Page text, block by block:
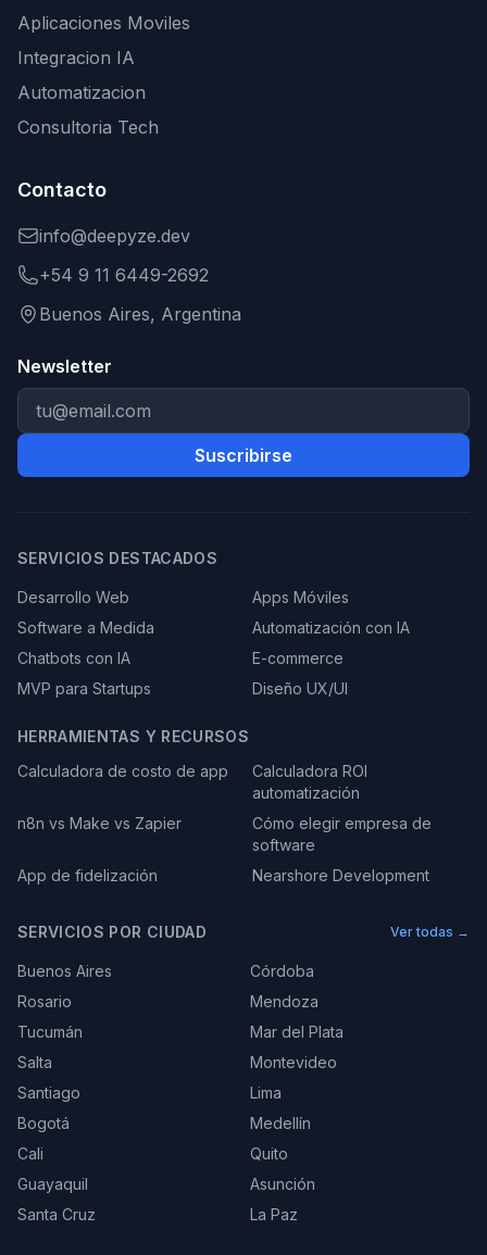
Aplicaciones Moviles
Integracion IA
Automatizacion
Consultoria Tech
Contacto
info@deepyze.dev
+54 9 11 6449-2692
Buenos Aires, Argentina
Newsletter
Suscribirse
SERVICIOS DESTACADOS
Desarrollo Web
Apps Móviles
Software a Medida
Automatización con IA
Chatbots con IA
E-commerce
MVP para Startups
Diseño UX/UI
HERRAMIENTAS Y RECURSOS
Calculadora de costo de app
Calculadora ROI
automatización
n8n vs Make vs Zapier
Cómo elegir empresa de
software
App de fidelización
Nearshore Development
SERVICIOS POR CIUDAD Ver todas →
Buenos Aires
Córdoba
Rosario
Mendoza
Tucumán
Mar del Plata
Salta
Montevideo
Santiago
Lima
Bogotá
Medellín
Cali
Quito
Guayaquil
Asunción
Santa Cruz
La Paz